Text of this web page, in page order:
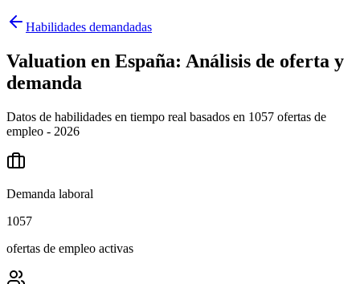
Habilidades demandadas
Valuation en España: Análisis de oferta y
demanda
Datos de habilidades en tiempo real basados en 1057 ofertas de
empleo - 2026
Demanda laboral
1057
ofertas de empleo activas